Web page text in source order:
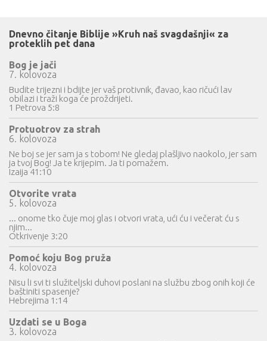
Dnevno čitanje Biblije »Kruh naš svagdašnji« za
proteklih pet dana
Bog je jači
7. kolovoza
Budite trijezni i bdijte jer vaš protivnik, đavao, kao ričući lav
obilazi i traži koga će proždrijeti.
1 Petrova 5:8
Protuotrov za strah
6. kolovoza
Ne boj se jer sam ja s tobom! Ne gledaj plašljivo naokolo, jer sam
ja tvoj Bog! Ja te krijepim. Ja ti pomažem.
Izaija 41:10
Otvorite vrata
5. kolovoza
... onome tko čuje moj glas i otvori vrata, ući ću i večerat ću s
njim...
Otkrivenje 3:20
Pomoć koju Bog pruža
4. kolovoza
Nisu li svi ti služiteljski duhovi poslani na službu zbog onih koji će
baštiniti spasenje?
Hebrejima 1:14
Uzdati se u Boga
3. kolovoza